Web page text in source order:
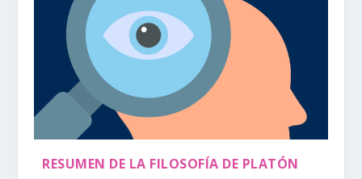
RESUMEN DE LA FILOSOFÍA DE PLATÓN